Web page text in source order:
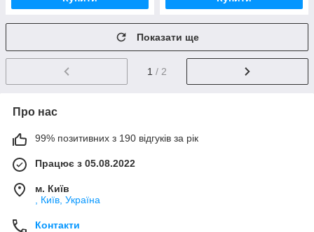
Показати ще
1 / 2
Про нас
99% позитивних з 190 відгуків за рік
Працює з 05.08.2022
м. Київ
, Київ, Україна
Контакти